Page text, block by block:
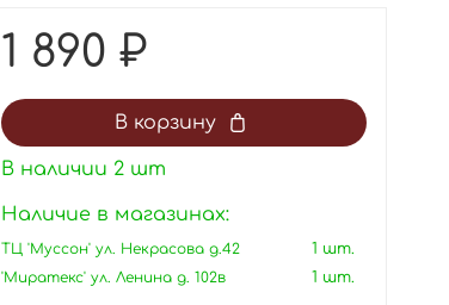
1 890 ₽
В корзину
В наличии 2 шт
Наличие в магазинах:
ТЦ 'Муссон' ул. Некрасова д.42
1 шт.
'Миратекс' ул. Ленина д. 102в
1 шт.